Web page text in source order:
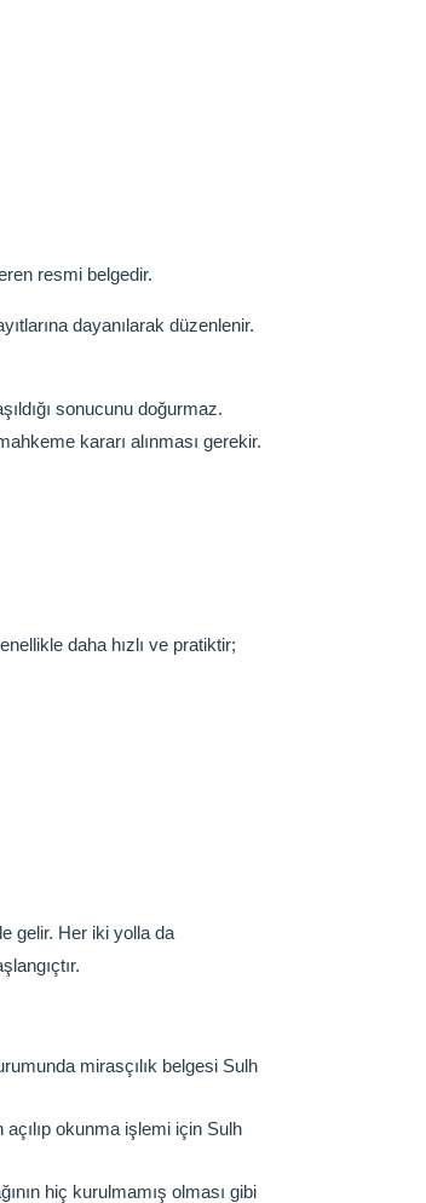
resmi belgedir.
dayanılarak düzenlenir.
sonucunu doğurmaz.
kararı alınması gerekir.
daha hızlı ve pratiktir;
gelir. Her iki yolla da
mirasçılık belgesi Sulh
okunma işlemi için Sulh
hiç kurulmamış olması gibi